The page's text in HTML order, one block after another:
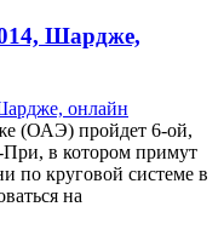
Шардже,
(ОАЭ) пройдет 6-ой,
При, в котором примут
по круговой системе в
на